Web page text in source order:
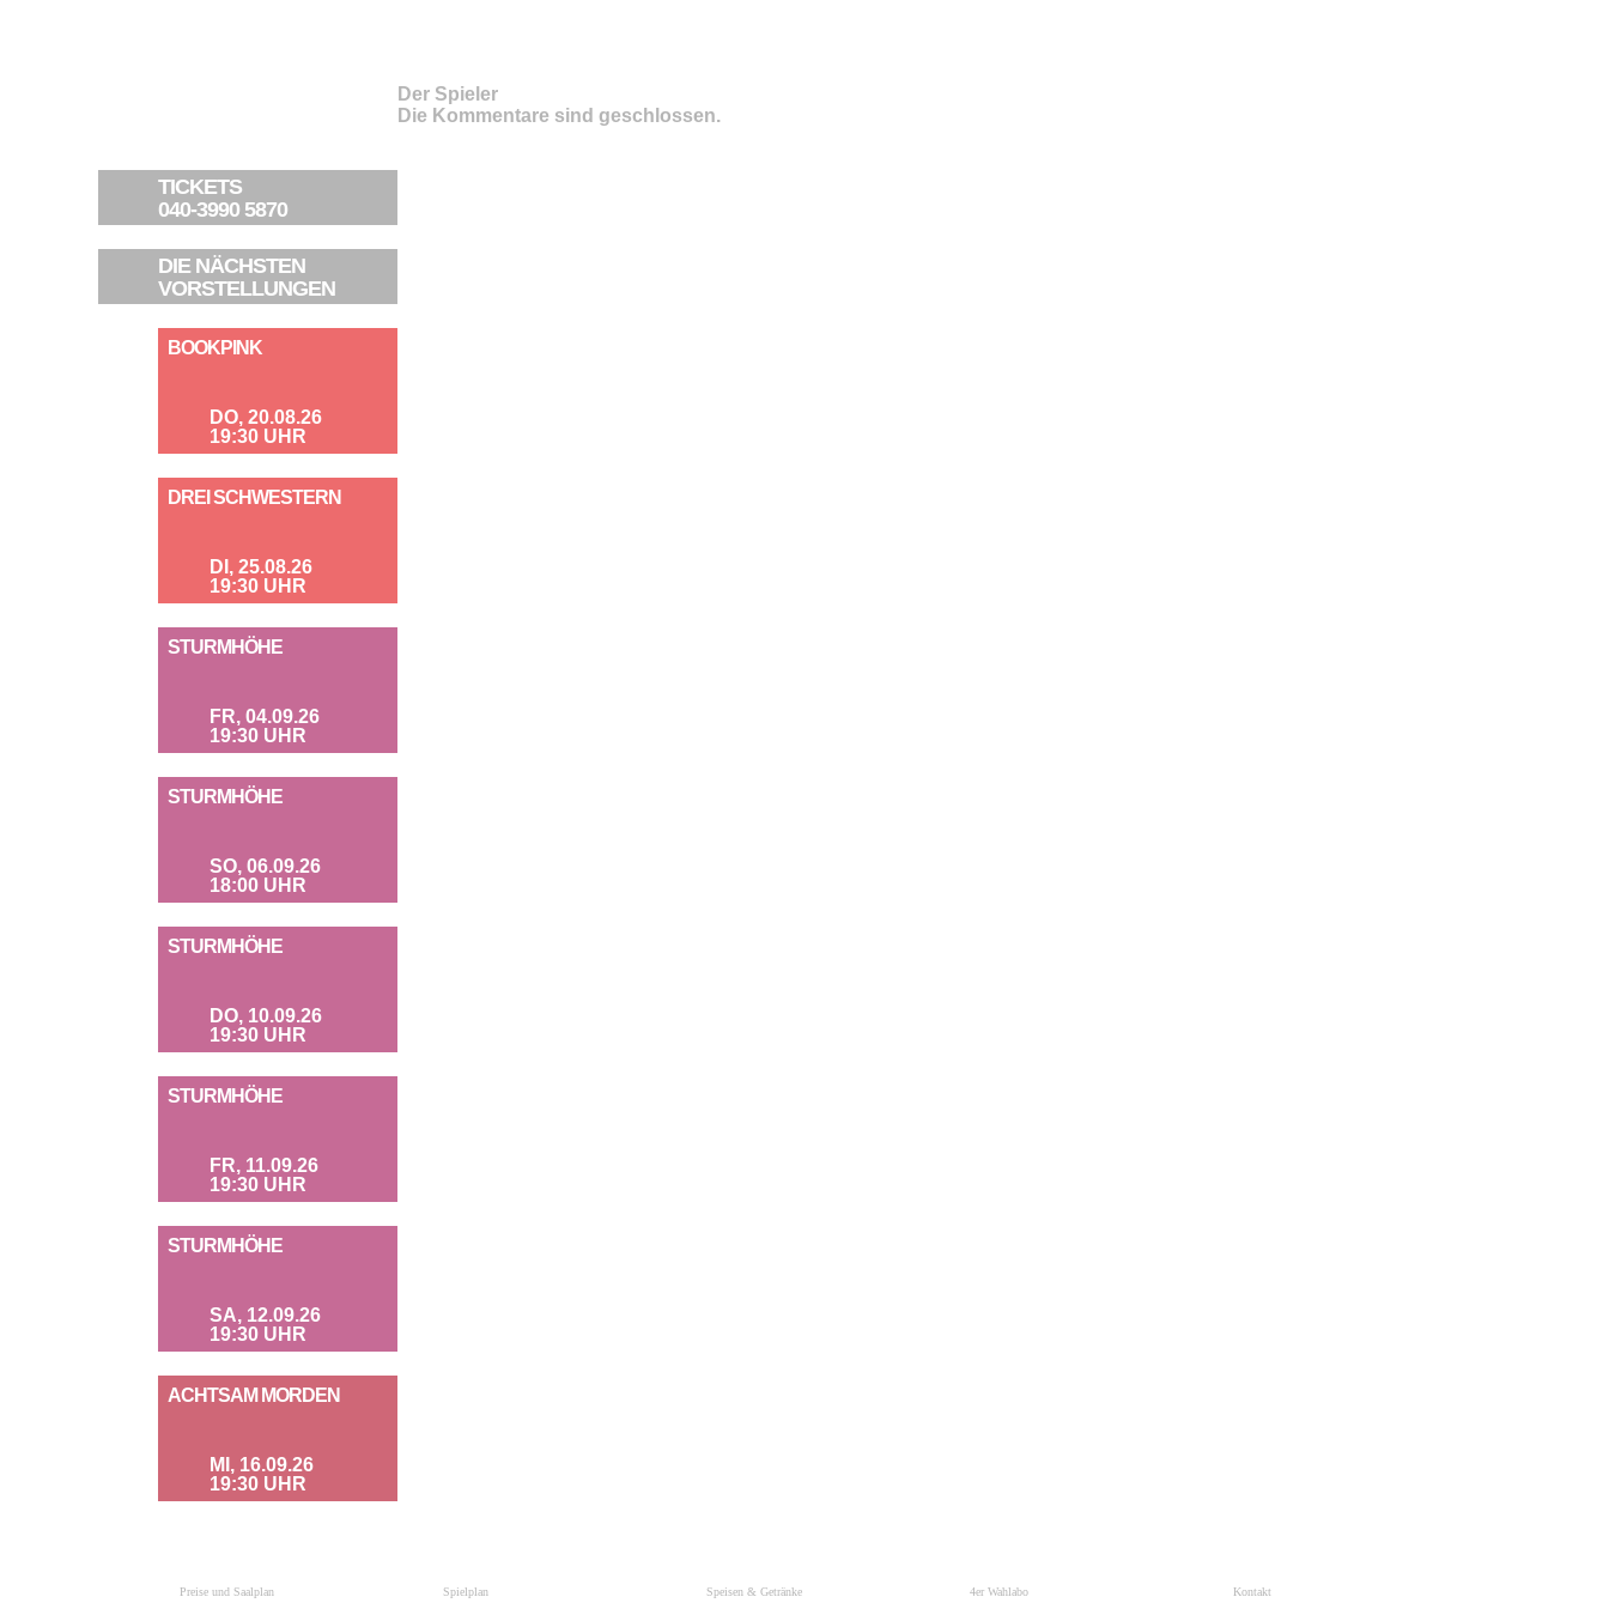
TICKETS
040-3990 5870
DIE NÄCHSTEN
VORSTELLUNGEN
BOOKPINK
DO, 20.08.26
19:30 UHR
DREI SCHWESTERN
DI, 25.08.26
19:30 UHR
STURMHÖHE
FR, 04.09.26
19:30 UHR
STURMHÖHE
SO, 06.09.26
18:00 UHR
STURMHÖHE
DO, 10.09.26
19:30 UHR
STURMHÖHE
FR, 11.09.26
19:30 UHR
STURMHÖHE
SA, 12.09.26
19:30 UHR
ACHTSAM MORDEN
MI, 16.09.26
19:30 UHR
Der Spieler
Die Kommentare sind geschlossen.
Preise und Saalplan Spielplan Speisen & Getränke 4er Wahlabo Kontakt